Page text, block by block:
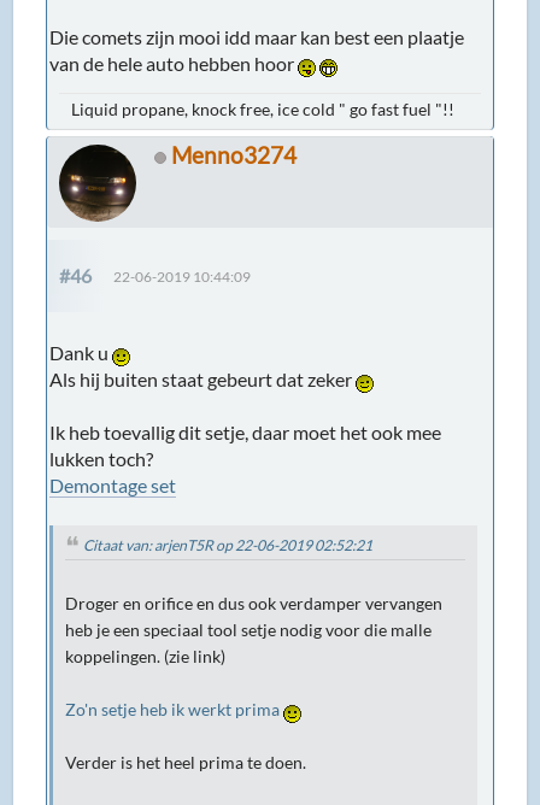
Die comets zijn mooi idd maar kan best een plaatje
van de hele auto hebben hoor
Liquid propane, knock free, ice cold " go fast fuel "!!
Menno3274
#46 22-06-2019 10:44:09
Dank u
Als hij buiten staat gebeurt dat zeker
Ik heb toevallig dit setje, daar moet het ook mee
lukken toch?
Demontage set
Citaat van: arjenT5R op 22-06-2019 02:52:21
Droger en orifice en dus ook verdamper vervangen
heb je een speciaal tool setje nodig voor die malle
koppelingen. (zie link)
Zo'n setje heb ik werkt prima
Verder is het heel prima te doen.